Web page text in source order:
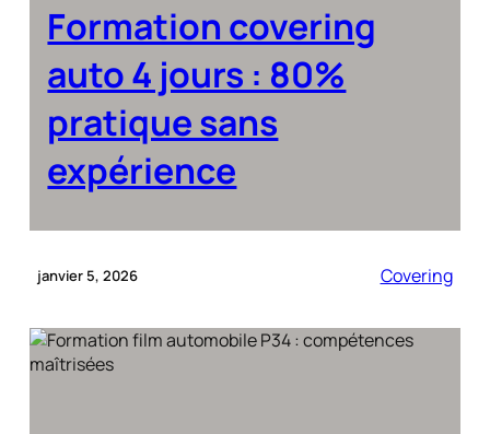
Formation covering
auto 4 jours : 80%
pratique sans
expérience
janvier 5, 2026 Covering